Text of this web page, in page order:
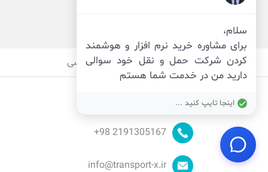
پنل مدیریت
قوانین امنیت حریم خصوصی
2191305167
98+
info@transport-x.ir
سلام،
برای مشاوره خرید نرم افزار و هوشمند
کردن شرکت حمل و نقل خود سوالی
دارید من در خدمت شما هستم
اینجا تایپ کنید ...